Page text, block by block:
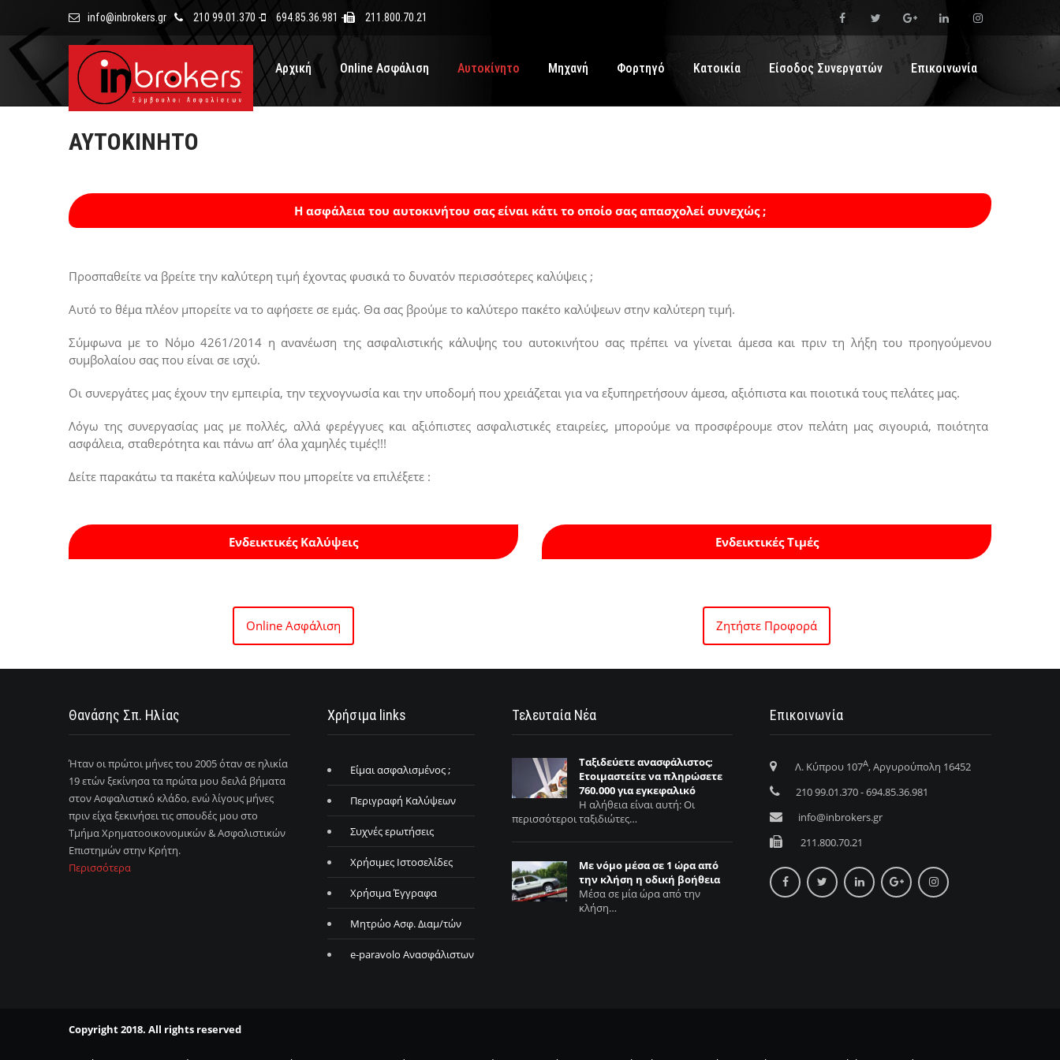
210 99.01.370 - 694.85.36.981 - 211.800.70.21
info@inbrokers.gr
Αρχική Online Ασφάλιση Αυτοκίνητο Μηχανή Φορτηγό Κατοικία Είσοδος Συνεργατών Επικοινωνία
ΑΥΤΟΚΊΝΗΤΟ
Η ασφάλεια του αυτοκινήτου σας είναι κάτι το οποίο σας απασχολεί συνεχώς ;
Προσπαθείτε να βρείτε την καλύτερη τιμή έχοντας φυσικά το δυνατόν περισσότερες καλύψεις ;
Αυτό το θέμα πλέον μπορείτε να το αφήσετε σε εμάς. Θα σας βρούμε το καλύτερο πακέτο καλύψεων στην καλύτερη τιμή.
Σύμφωνα με το Νόμο 4261/2014 η ανανέωση της ασφαλιστικής κάλυψης του αυτοκινήτου σας πρέπει να γίνεται άμεσα και πριν τη λήξη του προηγούμενου
συμβολαίου σας που είναι σε ισχύ.
Οι συνεργάτες μας έχουν την εμπειρία, την τεχνογνωσία και την υποδομή που χρειάζεται για να εξυπηρετήσουν άμεσα, αξιόπιστα και ποιοτικά τους πελάτες μας.
Λόγω της συνεργασίας μας με πολλές, αλλά φερέγγυες και αξιόπιστες ασφαλιστικές εταιρείες, μπορούμε να προσφέρουμε στον πελάτη μας σιγουριά, ποιότητα
ασφάλεια, σταθερότητα και πάνω απ’ όλα χαμηλές τιμές!!!
Δείτε παρακάτω τα πακέτα καλύψεων που μπορείτε να επιλέξετε :
Ενδεικτικές Καλύψεις Ενδεικτικές Τιμές
Online Ασφάλιση Ζητήστε Προφορά
Θανάσης Σπ. Ηλίας
Ήταν οι πρώτοι μήνες του 2005 όταν σε ηλικία
19 ετών ξεκίνησα τα πρώτα μου δειλά βήματα
στον Ασφαλιστικό κλάδο, ενώ λίγους μήνες
πριν είχα ξεκινήσει τις σπουδές μου στο
Τμήμα Χρηματοοικονομικών & Ασφαλιστικών
Επιστημών στην Κρήτη.
Περισσότερα
Χρήσιμα links
Είμαι ασφαλισμένος ;
Περιγραφή Καλύψεων
Συχνές ερωτήσεις
Χρήσιμες Ιστοσελίδες
Χρήσιμα Έγγραφα
Μητρώο Ασφ. Διαμ/τών
e-paravolo Ανασφάλιστων
Τελευταία Νέα
Ταξιδεύετε ανασφάλιστος;
Ετοιμαστείτε να πληρώσετε
760.000 για εγκεφαλικό
Η αλήθεια είναι αυτή: Οι
περισσότεροι ταξιδιώτες…
Με νόμο μέσα σε 1 ώρα από
την κλήση η οδική βοήθεια
Μέσα σε μία ώρα από την
κλήση…
Επικοινωνία
Λ. Κύπρου 107Α, Αργυρούπολη 16452
210 99.01.370 - 694.85.36.981
info@inbrokers.gr
211.800.70.21
Copyright 2018. All rights reserved